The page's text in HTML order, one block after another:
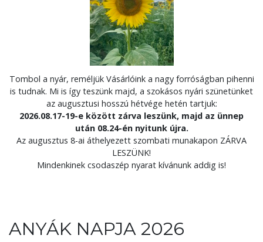
Tombol a nyár, reméljük Vásárlóink a nagy forróságban pihenni
is tudnak. Mi is így teszünk majd, a szokásos nyári szünetünket
az augusztusi hosszú hétvége hetén tartjuk:
2026.08.17-19-e között zárva leszünk, majd az ünnep
után 08.24-én nyitunk újra.
Az augusztus 8-ai áthelyezett szombati munakapon ZÁRVA
LESZÜNK!
Mindenkinek csodaszép nyarat kívánunk addig is!
ANYÁK NAPJA 2026